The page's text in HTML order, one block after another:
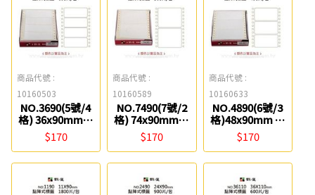
商品代號 :
10160503
NO.3690(5號/4
格) 36x90mm點
$170
商品代號 :
10160589
NO.7490(7號/2
格) 74x90mm點
$170
商品代號 :
10160633
NO.4890(6號/3
格)48x90mm 點
$170